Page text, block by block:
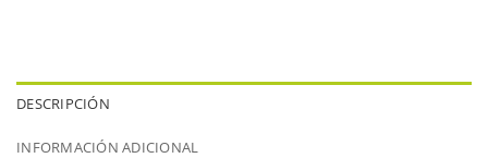
DESCRIPCIÓN
INFORMACIÓN ADICIONAL